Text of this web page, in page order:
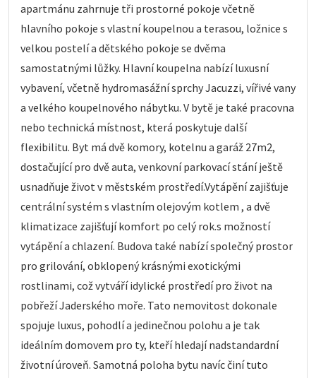
apartmánu zahrnuje tři prostorné pokoje včetně
hlavního pokoje s vlastní koupelnou a terasou, ložnice s
velkou postelí a dětského pokoje se dvěma
samostatnými lůžky. Hlavní koupelna nabízí luxusní
vybavení, včetně hydromasážní sprchy Jacuzzi, vířivé vany
a velkého koupelnového nábytku. V bytě je také pracovna
nebo technická místnost, která poskytuje další
flexibilitu. Byt má dvě komory, kotelnu a garáž 27m2,
dostačující pro dvě auta, venkovní parkovací stání ještě
usnadňuje život v městském prostředí.Vytápění zajišťuje
centrální systém s vlastním olejovým kotlem , a dvě
klimatizace zajišťují komfort po celý rok.s možností
vytápění a chlazení. Budova také nabízí společný prostor
pro grilování, obklopený krásnými exotickými
rostlinami, což vytváří idylické prostředí pro život na
pobřeží Jaderského moře. Tato nemovitost dokonale
spojuje luxus, pohodlí a jedinečnou polohu a je tak
ideálním domovem pro ty, kteří hledají nadstandardní
životní úroveň. Samotná poloha bytu navíc činí tuto